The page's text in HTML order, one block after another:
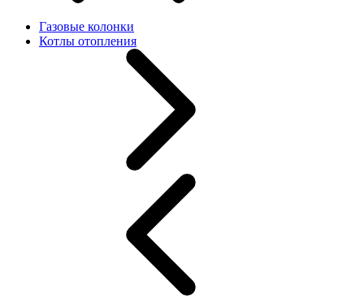
Газовые колонки
Котлы отопления